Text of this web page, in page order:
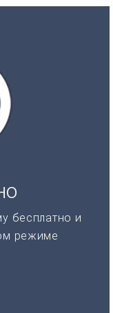
бесплатно и
режиме